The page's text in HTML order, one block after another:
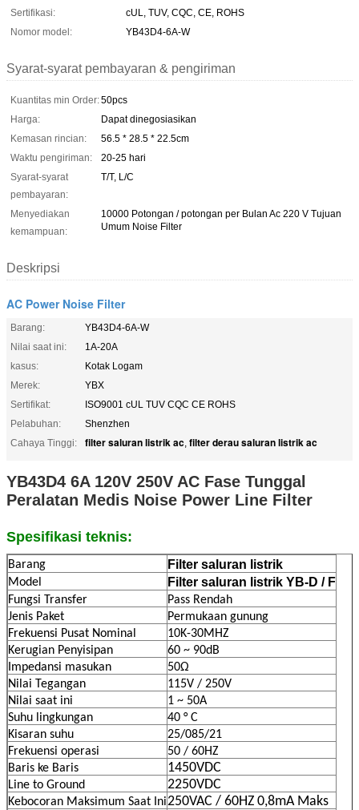
Sertifikasi:
cUL, TUV, CQC, CE, ROHS
Nomor model:
YB43D4-6A-W
Syarat-syarat pembayaran & pengiriman
Kuantitas min Order:50pcs
Harga:
Dapat dinegosiasikan
Kemasan rincian:
56.5 * 28.5 * 22.5cm
Waktu pengiriman:
20-25 hari
Syarat-syarat
pembayaran:
T/T, L/C
Menyediakan
kemampuan:
10000 Potongan / potongan per Bulan Ac 220 V Tujuan
Umum Noise Filter
Deskripsi
AC Power Noise Filter
Barang:
YB43D4-6A-W
Nilai saat ini:
1A-20A
kasus:
Kotak Logam
Merek:
YBX
Sertifikat:
ISO9001 cUL TUV CQC CE ROHS
Pelabuhan:
Shenzhen
Cahaya Tinggi:
filter saluran listrik ac, filter derau saluran listrik ac
YB43D4 6A 120V 250V AC Fase Tunggal
Peralatan Medis Noise Power Line Filter
Spesifikasi teknis:
Barang Filter saluran listrik
Model Filter saluran listrik YB-D / F
Fungsi Transfer
Pass Rendah
Jenis Paket
Permukaan gunung
Frekuensi Pusat Nominal
10K-30MHZ
Kerugian Penyisipan
60 ~ 90dB
Impedansi masukan
50Ω
Nilai Tegangan
115V / 250V
Nilai saat ini
1 ~ 50A
Suhu lingkungan
40 ° C
Kisaran suhu
25/085/21
Frekuensi operasi
50 / 60HZ
Baris ke Baris
1450VDC
Line to Ground 2250VDC
Kebocoran Maksimum Saat Ini250VAC / 60HZ 0,8mA Maks